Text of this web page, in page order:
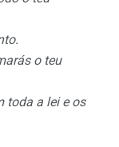
o teu
toda a leie os